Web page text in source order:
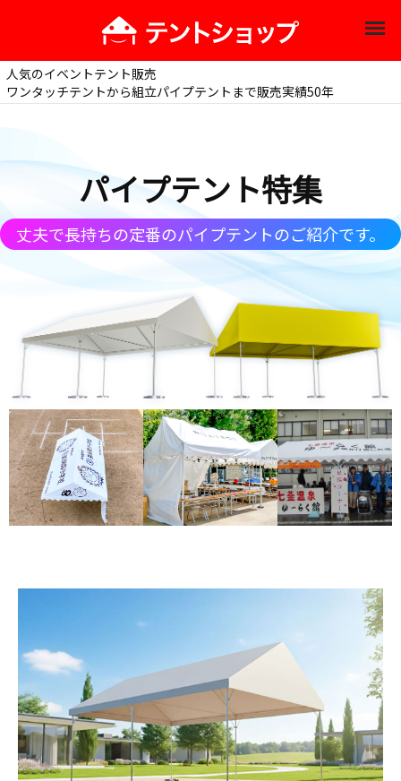
人気のイベントテント販売
ワンタッチテントから組立パイプテントまで販売実績50年
パイプテント特集
丈夫で長持ちの定番のパイプテントのご紹介です。